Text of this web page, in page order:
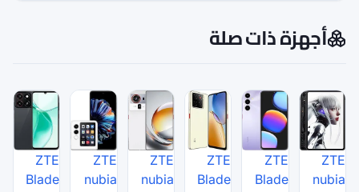
ZTE
nubia
ZTE
nubia
ZTE
Blade